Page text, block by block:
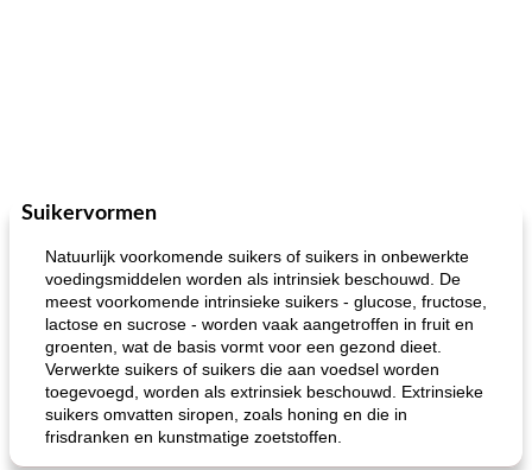
Suikervormen
Natuurlijk voorkomende suikers of suikers in onbewerkte
voedingsmiddelen worden als intrinsiek beschouwd. De
meest voorkomende intrinsieke suikers - glucose, fructose,
lactose en sucrose - worden vaak aangetroffen in fruit en
groenten, wat de basis vormt voor een gezond dieet.
Verwerkte suikers of suikers die aan voedsel worden
toegevoegd, worden als extrinsiek beschouwd. Extrinsieke
suikers omvatten siropen, zoals honing en die in
frisdranken en kunstmatige zoetstoffen.